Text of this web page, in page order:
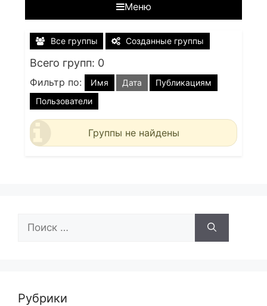
Меню
Все группы Созданные группы
Всего групп: 0
Фильтр по: Имя Дата
Публикациям
Пользователи
Группы не найдены
Рубрики